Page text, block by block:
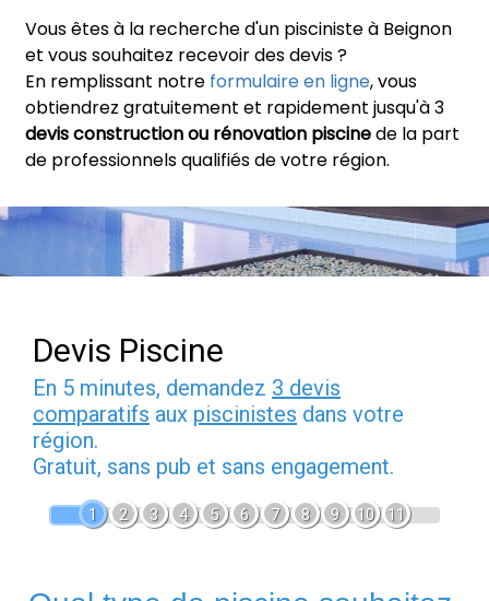
Vous êtes à la recherche d'un pisciniste à Beignon
et vous souhaitez recevoir des devis ?
En remplissant notre formulaire en ligne, vous
obtiendrez gratuitement et rapidement jusqu'à 3
devis construction ou rénovation piscinede la part
de professionnels qualifiés de votre région.
Devis Piscine
En 5 minutes, demandez 3 devis
comparatifs aux piscinistes dans votre
région.
Gratuit, sans pub et sans engagement.
1 2 3 4 5 6 7 8 9 10 11